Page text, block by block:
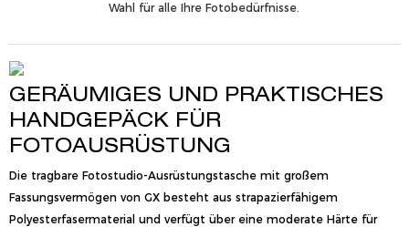
Wahl für alle Ihre Fotobedürfnisse.
GERÄUMIGES UND PRAKTISCHES
HANDGEPÄCK FÜR
FOTOAUSRÜSTUNG
Die tragbare Fotostudio-Ausrüstungstasche mit großem
Fassungsvermögen von GX besteht aus strapazierfähigem
Polyesterfasermaterial und verfügt über eine moderate Härte für